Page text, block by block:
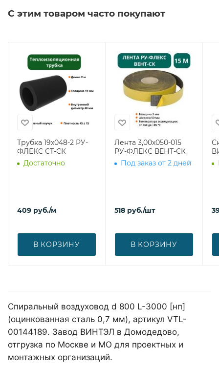
С этим товаром часто покупают
Трубка 19х048-2 РУ-
ФЛЕКС СТ-СК
Достаточно
409 руб./м
В КОРЗИНУ
Лента 3,00х050-015
РУ-ФЛЕКС ВЕНТ-СК
Под заказ от 2 дней
518 руб./шт
В КОРЗИНУ
Спиральный воздуховод d 800 L-3000 [нп]
(оцинкованная сталь 0,7 мм), артикул VTL-
00144189. Завод ВИНТЭЛ в Домодедово,
отгрузка по Москве и МО для проектных и
монтажных организаций.